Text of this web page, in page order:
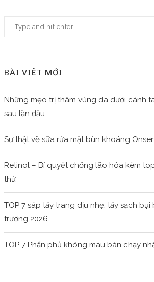
BÀI VIẾT MỚI
Những mẹo trị thâm vùng da dưới cánh
sau lần đầu
Sự thật về sữa rửa mặt bùn khoáng
Retinol – Bí quyết chống lão hóa kèm
thử
TOP 7 sáp tẩy trang dịu nhẹ, tẩy sạch bụi
trường 2026
TOP 7 Phấn phủ không màu bán chạy